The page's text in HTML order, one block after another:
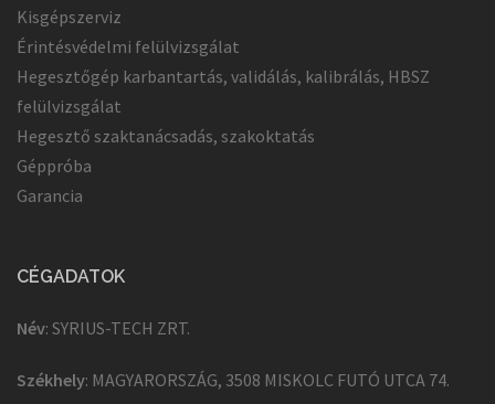
Kisgépszerviz
Érintésvédelmi felülvizsgálat
Hegesztőgép karbantartás, validálás, kalibrálás, HBSZ
felülvizsgálat
Hegesztő szaktanácsadás, szakoktatás
Géppróba
Garancia
CÉGADATOK
Név: SYRIUS-TECH ZRT.
Székhely: MAGYARORSZÁG, 3508 MISKOLC FUTÓ UTCA 74.